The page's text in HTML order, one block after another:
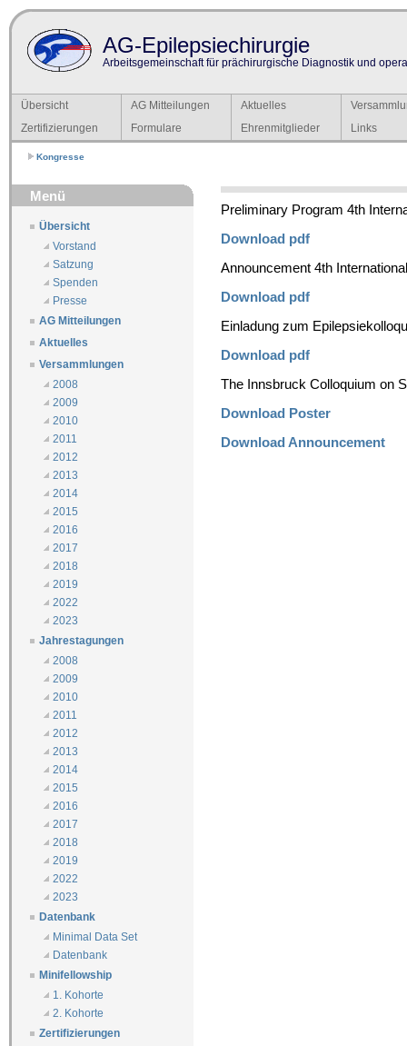
AG-Epilepsiechirurgie
Arbeitsgemeinschaft für prächirurgische Diagnostik und
Übersicht AG Mitteilungen Aktuelles
Zertifizierungen
Formulare Ehrenmitglieder Links
Kongresse
Menü
Übersicht
Vorstand
Satzung
Spenden
Presse
AG Mitteilungen
Aktuelles
Versammlungen
2008
2009
2010
2011
2012
2013
2014
2015
2016
2017
2018
2019
2022
2023
Jahrestagungen
2008
2009
2010
2011
2012
2013
2014
2015
2016
2017
2018
2019
2022
2023
Datenbank
Minimal Data Set
Datenbank
Minifellowship
1. Kohorte
2. Kohorte
Zertifizierungen
Preliminary Program 4th
Download pdf
Announcement 4th
Download pdf
Einladung zum
Download pdf
The Innsbruck Colloquium on
Download Poster
Download Announcement